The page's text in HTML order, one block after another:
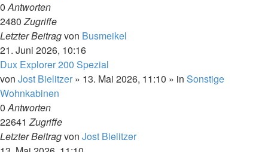
0Antworten
2480Zugriffe
Letzter Beitragvon Busmeikel
21. Juni 2026, 10:16
Dux Explorer 200 Spezial
von Jost Bielitzer » 13. Mai 2026, 11:10 » in Sonstige
Wohnkabinen
0Antworten
22641Zugriffe
Letzter Beitragvon Jost Bielitzer